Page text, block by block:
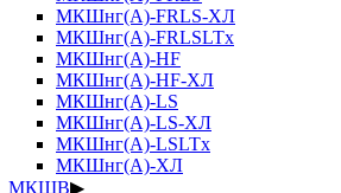
МКШнг(А)-FRLS-ХЛ
МКШнг(А)-FRLSLTx
МКШнг(А)-HF
МКШнг(А)-HF-ХЛ
МКШнг(А)-LS
МКШнг(А)-LS-ХЛ
МКШнг(А)-LSLTx
МКШнг(А)-ХЛ
МКШВ▶